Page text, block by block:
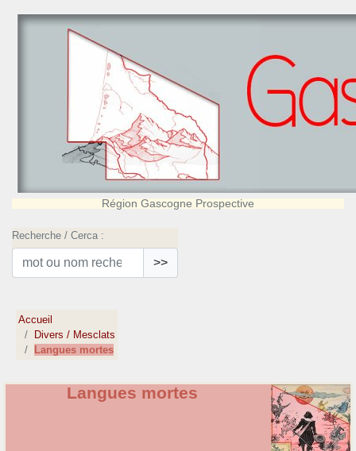
Région Gascogne Prospective
Recherche / Cerca :
>>
Accueil
Divers / Mesclats
Langues mortes
Langues mortes